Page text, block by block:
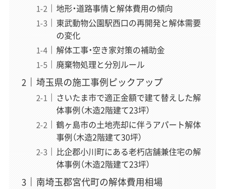
地形・道路事情と解体費用の傾向
東武動物公園駅西口の再開発と解体需要
の変化
解体工事・空き家対策の補助金
廃棄物処理と分別ルール
埼玉県の施工事例ピックアップ
さいたま市で適正金額で建て替えした解
体事例（木造2階建て23坪）
鶴ヶ島市の土地売却に伴うアパート解体
事例（木造2階建て30坪）
比企郡小川町にある老朽店舗兼住宅の解
体事例（木造2階建て23坪）
南埼玉郡宮代町の解体費用相場